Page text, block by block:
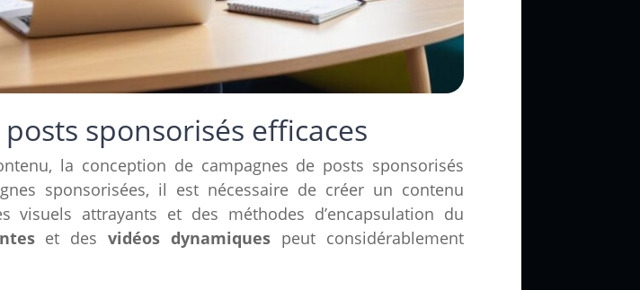
sponsorisés efficaces
la conception de campagnes de posts sponsorisés
sponsorisées, il est nécessaire de créer un contenu
visuels attrayants et des méthodes d’encapsulation du
et desvidéos dynamiques peut considérablement